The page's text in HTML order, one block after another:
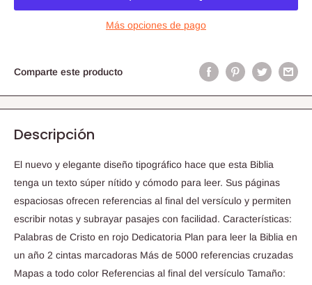
Más opciones de pago
Comparte este producto
Descripción
El nuevo y elegante diseño tipográfico hace que esta Biblia
tenga un texto súper nítido y cómodo para leer. Sus páginas
espaciosas ofrecen referencias al final del versículo y permiten
escribir notas y subrayar pasajes con facilidad. Características:
Palabras de Cristo en rojo Dedicatoria Plan para leer la Biblia en
un año 2 cintas marcadoras Más de 5000 referencias cruzadas
Mapas a todo color Referencias al final del versículo Tamaño: